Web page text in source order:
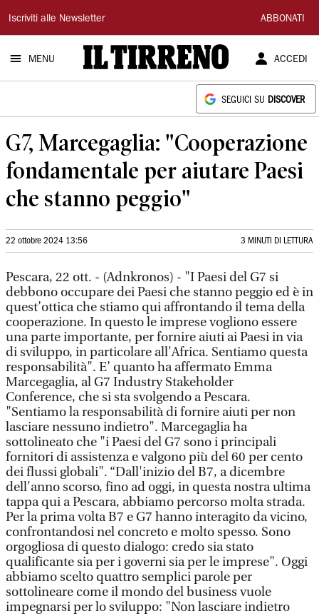
Il
Tirreno
Iscriviti alle Newsletter ABBONATI
MENU ACCEDI
SEGUICI SU DISCOVER
G7, Marcegaglia: "Cooperazione
fondamentale per aiutare Paesi
che stanno peggio"
22 ottobre 2024 13:56 3 MINUTI DI LETTURA
Pescara, 22 ott. - (Adnkronos) - "I Paesi del G7 si
debbono occupare dei Paesi che stanno peggio ed è in
quest’ottica che stiamo qui affrontando il tema della
cooperazione. In questo le imprese vogliono essere
una parte importante, per fornire aiuti ai Paesi in via
di sviluppo, in particolare all'Africa. Sentiamo questa
responsabilità". E’ quanto ha affermato Emma
Marcegaglia, al G7 Industry Stakeholder
Conference, che si sta svolgendo a Pescara.
"Sentiamo la responsabilità di fornire aiuti per non
lasciare nessuno indietro". Marcegaglia ha
sottolineato che "i Paesi del G7 sono i principali
fornitori di assistenza e valgono più del 60 per cento
dei flussi globali". “Dall'inizio del B7, a dicembre
dell'anno scorso, fino ad oggi, in questa nostra ultima
tappa qui a Pescara, abbiamo percorso molta strada.
Per la prima volta B7 e G7 hanno interagito da vicino,
confrontandosi nel concreto e molto spesso. Sono
orgogliosa di questo dialogo: credo sia stato
qualificante sia per i governi sia per le imprese". Oggi
abbiamo scelto quattro semplici parole per
sottolineare come il mondo del business vuole
impegnarsi per lo sviluppo: "Non lasciare indietro